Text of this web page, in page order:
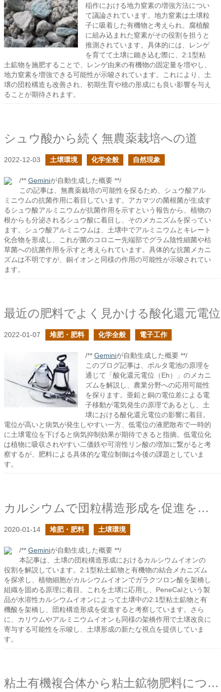
稲作における地力窒素の増強方法につい
て議論されています。地力窒素は土壌粒
子に吸着した有機物と考えられ、腐植酸
に組み込まれた窒素がその役割を担うと
推測されています。具体的には、レンゲ
を育てて土壌に鋤き込む際に、2:1型粘
土鉱物を施肥することで、レンゲ由来の有機物の固定量を増やし、
地力窒素を増強できる可能性が示唆されています。これにより、土
壌の団粒構造も改善され、初期生育や穂の形成にも良い影響を与え
ることが期待されます。
シュウ酸から続く無農薬栽培への道
2022-12-03 土壌環境 化学全般 自然現象
/** Geminiが自動生成した概要 **/
この記事は、無農薬栽培の可能性を探るため、シュウ酸アル
ミニウムの抗菌作用に着目しています。アカマツの菌根菌が生成す
るシュウ酸アルミニウムが抗菌作用を示すという報告から、植物の
根からも分泌されるシュウ酸に着目し、そのメカニズムを探ってい
ます。シュウ酸アルミニウムは、土壌中でアルミニウムとキレート
化合物を形成し、これが菌のコロニー先端部でグラム陰性細菌や枯
草菌への抗菌作用を示すと考えられています。具体的な抗菌メカニ
ズムは不明ですが、銅イオンと同様の作用の可能性が示唆されてい
ます。
最近の肥料でよく見かける酸化還元電位
2022-01-07 堆肥・肥料 化学全般 電子工作
/** Geminiが自動生成した概要 **/
このブログ記事は、ボルタ電池の原理を
通じて「酸化還元電位（Eh）」のメカニ
ズムを解説し、農業分野への応用可能性
を探ります。亜鉛と銅の電位差による電
子移動が電気発生の原理であるとし、土
壌における酸化還元電位の影響に着目。
電位が高いと病気が発生しやすい一方、低電位の液肥散布で一時的
に土壌電位を下げると病気抑制効果が期待できると指摘。低電位化
は植物に吸収されやすい二価鉄や可溶性リン酸の増加に繋がると考
察するが、肥料による具体的な電位制御は今後の課題としていま
す。
カルシウムで団粒構造形成を促進を謳う土壌改良剤
2020-01-14 堆肥・肥料 土壌環境
/** Geminiが自動生成した概要 **/
本記事は、土壌の団粒構造形成におけるカルシウムイオンの
役割を解説しています。2:1型粘土鉱物と有機物の結合メカニズム
を探求し、植物細胞がカルシウムイオンでガラクツロン酸を架橋し
組織を固める原理に着目。これを土壌に応用し、PeneCalという製
品が水溶性カルシウムイオンによって土壌中の2:1型粘土鉱物と有
機酸を架橋し、団粒構造形成を促進すると考察しています。さら
に、カリウムやアルミニウムイオンも同様の架橋作用で土壌改良に
寄与する可能性を示唆し、土壌形成の新たな視点を提供していま
す。
粘土有機複合体から粘土鉱物肥料についてを考える